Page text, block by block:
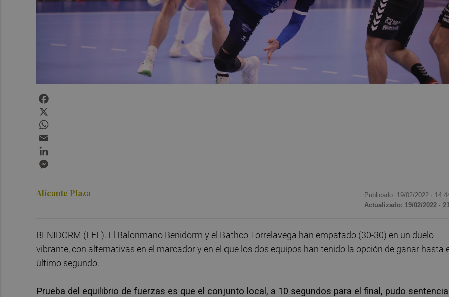
Alicante Plaza Publicado: 19/02/2022 ·
Actualizado: 19/02/2022 ·
BENIDORM (EFE). El Balonmano Benidorm y el Bathco Torrelavega han empatado (30-30) en un duelo
vibrante, con alternativas en el marcador y en el que los dos equipos han tenido la opción de ganar hasta
último segundo.
Prueba del equilibrio de fuerzas es que el conjunto local, a 10 segundos para el final, pudo